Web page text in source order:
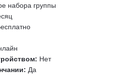
приложений
приложений
тестирования
набора группы
Нет
Да